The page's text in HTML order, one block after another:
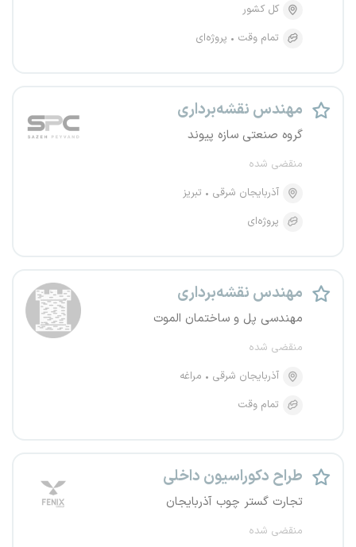
کل کشور
تمام وقت
پروژه‌ای
مهندس نقشه‌برداری
گروه صنعتی سازه پیوند
منقضی شده
آذربایجان شرقی
تبریز
پروژه‌ای
مهندس نقشه‌برداری
مهندسی پل و ساختمان الموت
منقضی شده
آذربایجان شرقی
مراغه
تمام وقت
طراح دکوراسیون داخلی
تجارت گستر چوب آذربایجان
منقضی شده